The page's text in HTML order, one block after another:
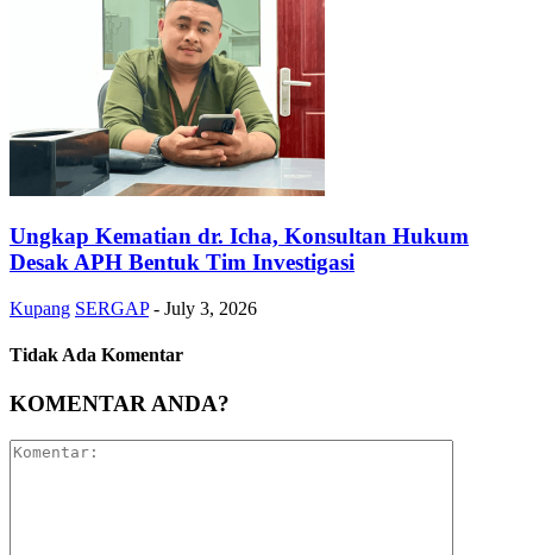
Ungkap Kematian dr. Icha, Konsultan Hukum
Desak APH Bentuk Tim Investigasi
Kupang SERGAP - July 3, 2026
Tidak Ada Komentar
KOMENTAR ANDA?